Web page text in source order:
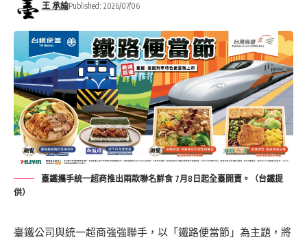
王 承綸Published: 2026/07/06
臺鐵攜手統一超商推出兩款聯名鮮食 7月8日起全臺開賣。（台鐵提
供）
臺鐵公司與統一超商強強聯手，以「鐵路便當節」為主題，將